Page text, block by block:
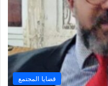
قضايا المجتمع